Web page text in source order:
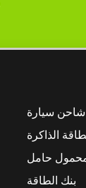
شاحن سيارة
الذاكرة
حامل
بنك الطاقة